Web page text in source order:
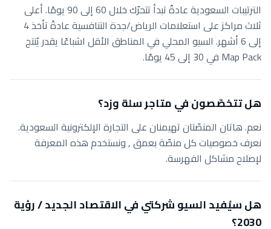
الترتيبات السعودية عادةً تبدأ تتحرّك خلال 60 إلى 90 يومًا. أعلى
ثلاث مراكز على استعلامات الرياض/جدة التنافسية عادةً تأخذ 4
إلى 6 أشهر. السيو المحلي في المناطق الأقل اشباعًا يقدر يُنتج
Map Pack في 30 إلى 45 يومًا.
هل تتخصّصون في متاجر سلة وزد؟
نعم. هاتان المنصّتان تهيمنان على التجارة الإلكترونية السعودية.
نعرف خصوصيات كل منصّة بعمق , ونستخدم هذه المعرفة
لإصلاح مشاكل الفهرسة.
هل سيُفيد السيو شركتي في الاقتصاد الجديد / رؤية
2030؟